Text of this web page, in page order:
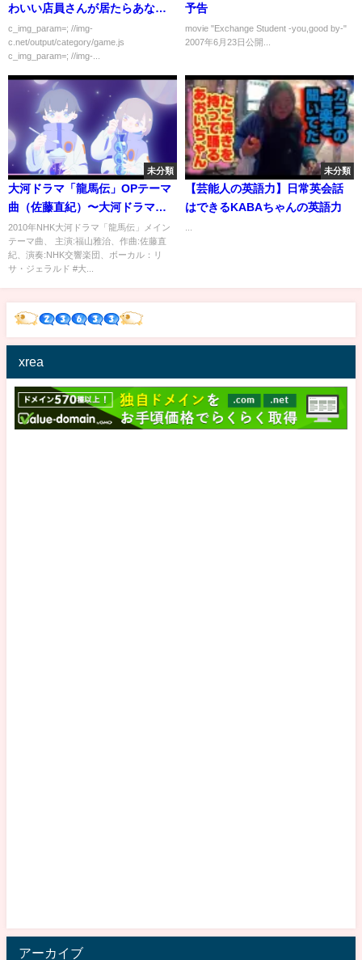
わいい店員さんが居たらあなた
はどうしますか？
c_img_param=; //img-
c.net/output/category/game.js
c_img_param=; //img-...
予告
movie "Exchange Student -you,good by-"
2007年6月23日公開...
未分類
大河ドラマ「龍馬伝」OPテーマ
曲（佐藤直紀）〜大河ドラマ名
曲選〜
2010年NHK大河ドラマ「龍馬伝」メイン
テーマ曲、 主演:福山雅治、作曲:佐藤直
紀、演奏:NHK交響楽団、ボーカル：リ
サ・ジェラルド #大...
未分類
【芸能人の英語力】日常英会話
はできるKABAちゃんの英語力
xrea
アーカイブ